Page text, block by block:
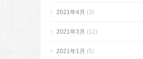
2021年4月 (3)
2021年3月 (12)
2021年1月 (5)